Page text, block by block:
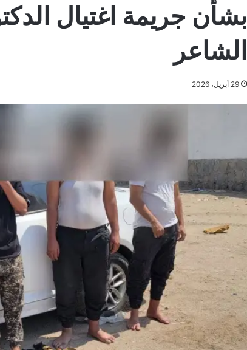
بشأن جريمة اغتيال
الشاعر
29 أبريل، 2026